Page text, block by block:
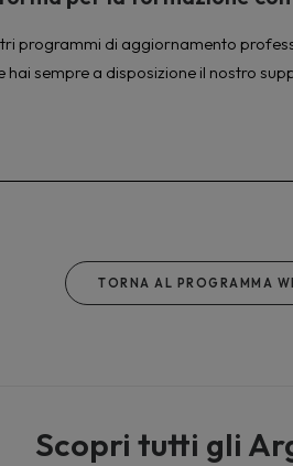
programmi di aggiornamento
sempre a disposizione il nostro
TORNA AL PROGRAMMA
Scopri tutti gli